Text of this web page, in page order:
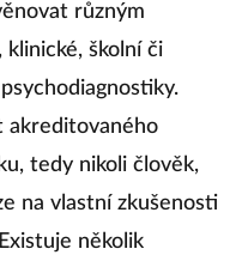
různým
školní či
akreditovaného
tedy nikoli člověk,
na vlastní zkušenosti
několik